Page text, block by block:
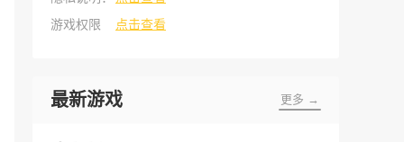
游戏权限
点击查看
最新游戏 更多 →